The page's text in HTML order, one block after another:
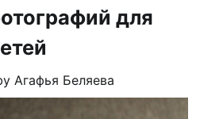
для
Агафья Беляева